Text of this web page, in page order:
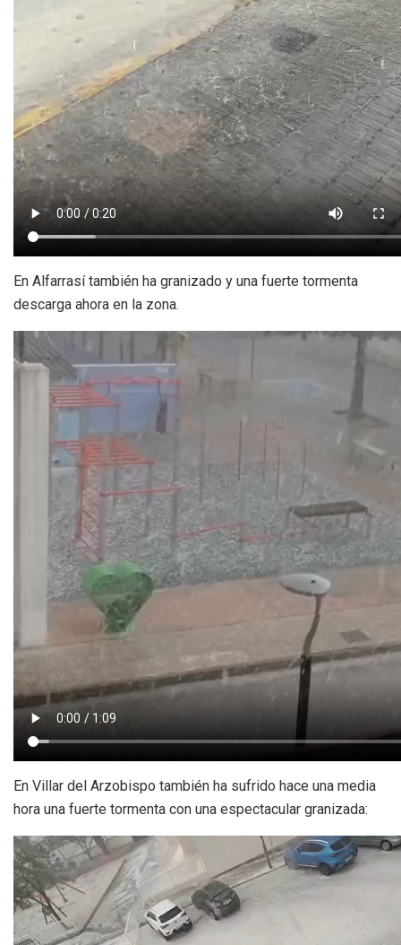
En Alfarrasí también ha granizado y una fuerte tormenta
descarga ahora en la zona.
En Villar del Arzobispo también ha sufrido hace una media
hora una fuerte tormenta con una espectacular granizada: